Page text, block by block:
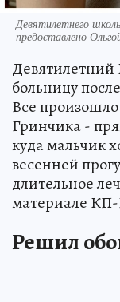
Девятилетнего
предоставлено
Девятилетний
больницу
Все произошло
Гринчика -
куда мальчик
весенней
длительное
материале
Решил